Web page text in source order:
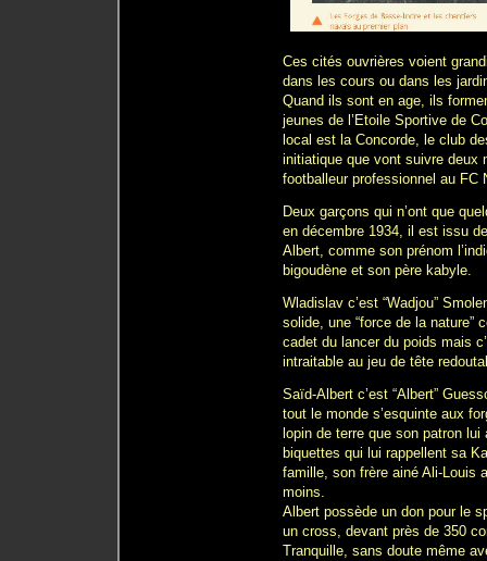
Ces cités ouvrières voient
dans les cours ou dans les
Quand ils sont en age, ils
jeunes de l’Etoile Sportive de
local est la Concorde, le club
initiatique que vont suivre deux
footballeur professionnel au FC
Deux garçons qui n’ont que
en décembre 1934, il est issu
Albert, comme son prénom
bigoudène et son père kabyle.
Wladislav c’est “Wadjou”
solide, une “force de la nature”
cadet du lancer du poids mais
intraitable au jeu de tête
Saïd-Albert c’est “Albert”
tout le monde s’esquinte aux
lopin de terre que son patron
biquettes qui lui rappellent sa
famille, son frère ainé Ali-Louis
moins.
Albert possède un don pour le
un cross, devant près de 350
Tranquille, sans doute même